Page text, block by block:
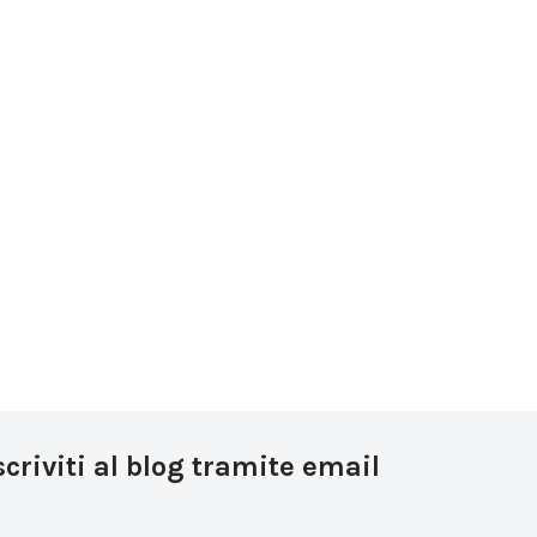
al blog tramite email